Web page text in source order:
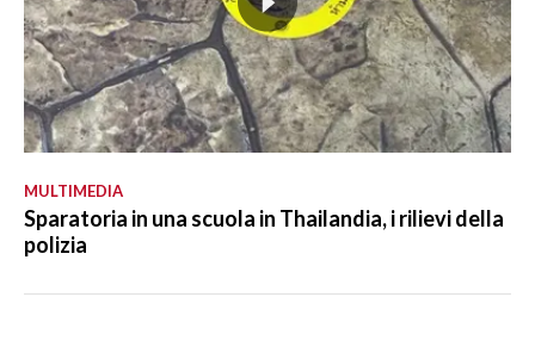
MULTIMEDIA
Sparatoria in una scuola in Thailandia, i rilievi della
polizia